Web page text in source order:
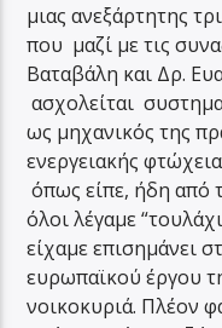
μιας ανεξάρτητης
που μαζί με τις
Βαταβάλη και Δρ.
ασχολείται
ως μηχανικός της
ενεργειακής
όπως είπε, ήδη από
όλοι λέγαμε
είχαμε επισημάνει
ευρωπαϊκού έργου
νοικοκυριά. Πλέον